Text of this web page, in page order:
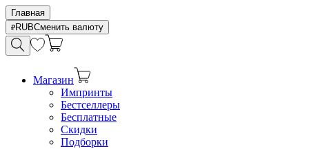
Главная
RUBСменить валюту
Магазин
Импринты
Бестселлеры
Бесплатные
Скидки
Подборки